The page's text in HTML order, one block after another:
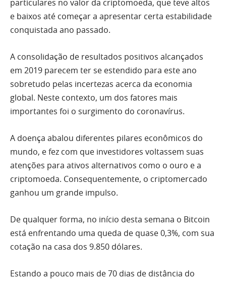
particulares no valor da criptomoeda, que teve altos
e baixos até começar a apresentar certa estabilidade
conquistada ano passado.
A consolidação de resultados positivos alcançados
em 2019 parecem ter se estendido para este ano
sobretudo pelas incertezas acerca da economia
global. Neste contexto, um dos fatores mais
importantes foi o surgimento do coronavírus.
A doença abalou diferentes pilares econômicos do
mundo, e fez com que investidores voltassem suas
atenções para ativos alternativos como o ouro e a
criptomoeda. Consequentemente, o criptomercado
ganhou um grande impulso.
De qualquer forma, no início desta semana o Bitcoin
está enfrentando uma queda de quase 0,3%, com sua
cotação na casa dos 9.850 dólares.
Estando a pouco mais de 70 dias de distância do